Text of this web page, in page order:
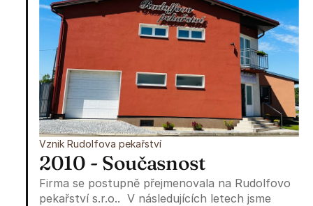
Vznik Rudolfova pekařství
2010 - Současnost
Firma se postupně přejmenovala na Rudolfovo
pekařství s.r.o..  V následujících letech jsme